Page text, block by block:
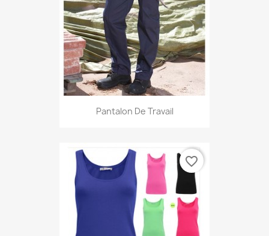
Pantalon De Travail
favorite_border